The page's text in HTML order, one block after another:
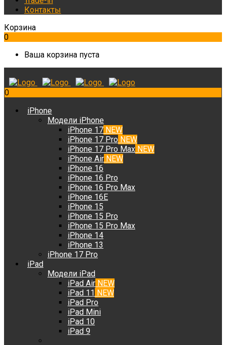
Контакты
Корзина
0
Ваша корзина пуста
0
iPhone
Модели iPhone
iPhone 17 NEW
iPhone 17 Pro NEW
iPhone 17 Pro Max NEW
iPhone Air NEW
iPhone 16
iPhone 16 Pro
iPhone 16 Pro Max
iPhone 16E
iPhone 15
iPhone 15 Pro
iPhone 15 Pro Max
iPhone 14
iPhone 13
iPhone 17 Pro
iPad
Модели iPad
iPad Air NEW
iPad 11 NEW
iPad Pro
iPad Mini
iPad 10
iPad 9